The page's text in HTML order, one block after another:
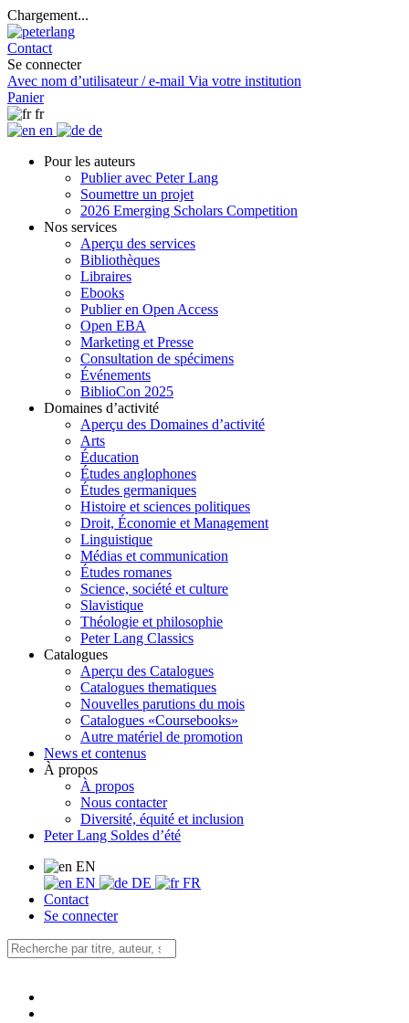
Chargement...
Contact
Se connecter
Avec nom d’utilisateur / e-mail Via votre institution
Panier
fr
en
de
Pour les auteurs
Publier avec Peter Lang
Soumettre un projet
2026 Emerging Scholars Competition
Nos services
Aperçu des services
Bibliothèques
Libraires
Ebooks
Publier en Open Access
Open EBA
Marketing et Presse
Consultation de spécimens
Événements
BiblioCon 2025
Domaines d’activité
Aperçu des Domaines d’activité
Arts
Éducation
Études anglophones
Études germaniques
Histoire et sciences politiques
Droit, Économie et Management
Linguistique
Médias et communication
Études romanes
Science, société et culture
Slavistique
Théologie et philosophie
Peter Lang Classics
Catalogues
Aperçu des Catalogues
Catalogues thematiques
Nouvelles parutions du mois
Catalogues «Coursebooks»
Autre matériel de promotion
News et contenus
À propos
À propos
Nous contacter
Diversité, équité et inclusion
Peter Lang Soldes d’été
EN
EN
DE
FR
Contact
Se connecter